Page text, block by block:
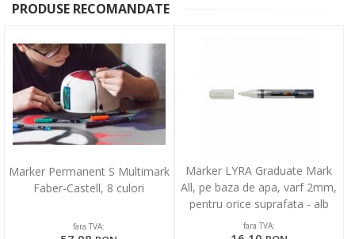
PRODUSE RECOMANDATE
Marker Permanent S Multimark
Faber-Castell, 8 culori
fara TVA:
Marker LYRA Graduate Mark
All, pe baza de apa, varf 2mm,
pentru orice suprafata - alb
fara TVA: